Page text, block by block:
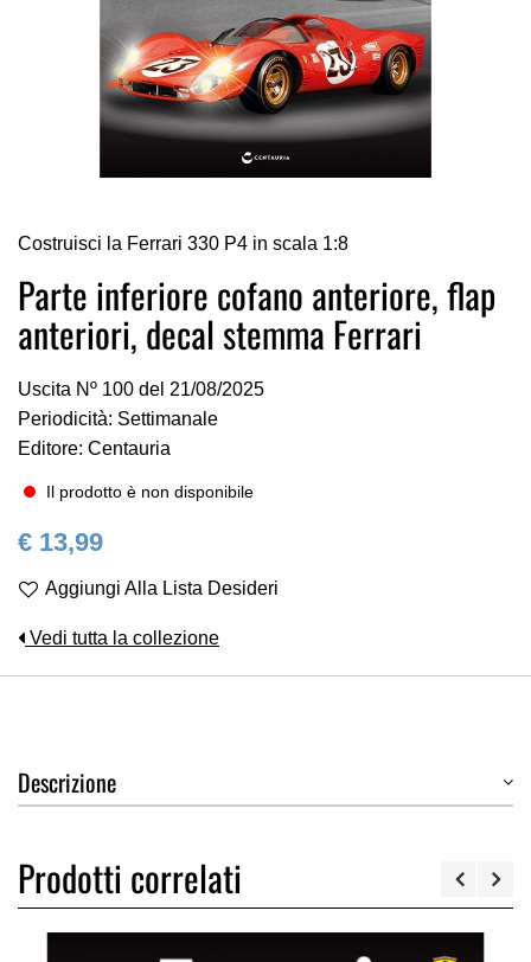
all'inizio
della
galleria
di
immagini
Costruisci la Ferrari 330 P4 in scala 1:8
Parte inferiore cofano anteriore, flap
anteriori, decal stemma Ferrari
Uscita Nº 100 del 21/08/2025
Periodicità: Settimanale
Editore: Centauria
Il prodotto è non disponibile
€ 13,99
Aggiungi Alla Lista Desideri
Vedi tutta la collezione
Descrizione
Prodotti correlati